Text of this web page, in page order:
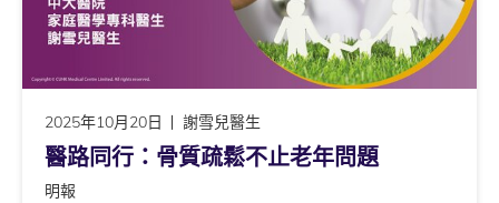
2025年10月20日 謝雪兒醫生
醫路同行：骨質疏鬆不止老年問題
明報